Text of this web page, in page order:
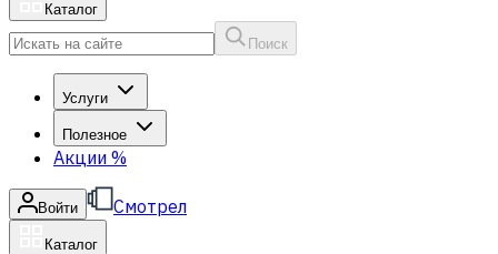
Каталог
Поиск
Услуги
Полезное
Акции %
Войти Смотрел
Каталог